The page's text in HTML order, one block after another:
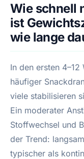
Wie schnell
ist
wie lange
In den ersten
häufiger
viele stabilisieren
Ein moderater
Stoffwechsel und
der Trend:
typischer als